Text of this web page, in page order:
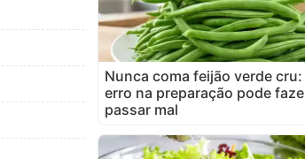
Nunca coma feijão verde
erro na preparação pode
passar mal